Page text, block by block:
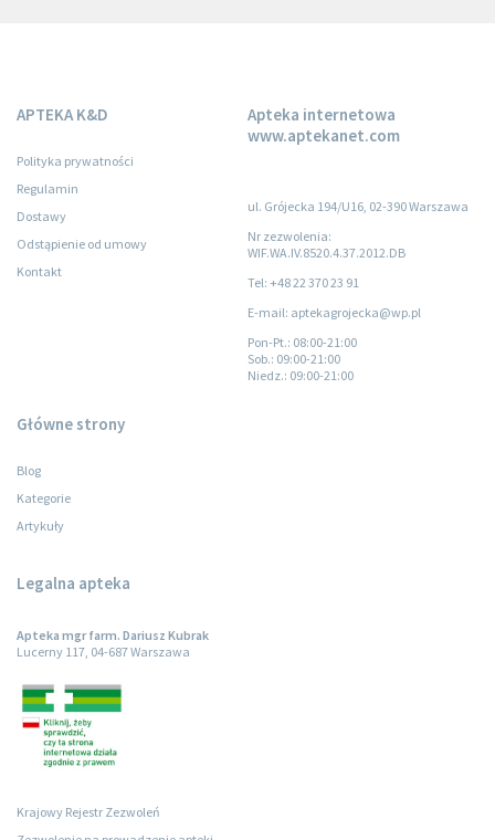
APTEKA K&D
Polityka prywatności
Regulamin
Dostawy
Odstąpienie od umowy
Kontakt
Apteka internetowa
www.aptekanet.com
ul. Grójecka 194/U16, 02-390 Warszawa
Nr zezwolenia:
WIF.WA.IV.8520.4.37.2012.DB
Tel: +48 22 370 23 91
E-mail: aptekagrojecka@wp.pl
Pon-Pt.: 08:00-21:00
Sob.: 09:00-21:00
Niedz.: 09:00-21:00
Główne strony
Blog
Kategorie
Artykuły
Legalna apteka
Apteka mgr farm. Dariusz Kubrak
Lucerny 117, 04-687 Warszawa
Krajowy Rejestr Zezwoleń